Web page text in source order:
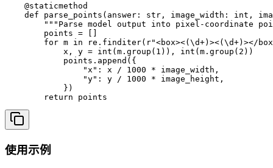
    @staticmethod
def parse_points(answer: str, image_width: int,
"""Parse model output into pixel-coordinate
        points = []
for m in re.finditer(r"<box><(\d+)><(\d+)></
            x, y = int(m.group(1)), int(m.group(2))
            points.append({
                "x": x / 1000 * image_width,
                "y": y / 1000 * image_height,
            })
        return points
使用示例